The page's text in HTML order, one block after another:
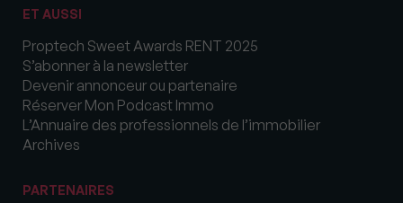
ET AUSSI
Proptech Sweet Awards RENT 2025
S’abonner à la newsletter
Devenir annonceur ou partenaire
Réserver Mon Podcast Immo
L’Annuaire des professionnels de l’immobilier
Archives
PARTENAIRES